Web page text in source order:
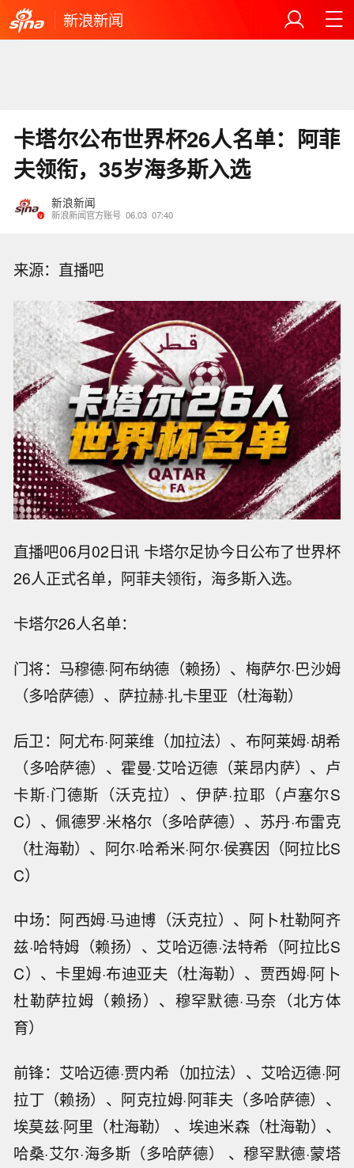
新浪新闻
卡塔尔公布世界杯26人名单：阿菲
夫领衔，35岁海多斯入选
新浪新闻
新浪新闻官方账号 06.03 07:40
来源：直播吧
直播吧06月02日讯 卡塔尔足协今日公布了世界杯
26人正式名单，阿菲夫领衔，海多斯入选。
卡塔尔26人名单：
门将：马穆德·阿布纳德（赖扬）、梅萨尔·巴沙姆
（多哈萨德）、萨拉赫·扎卡里亚（杜海勒）
后卫：阿尤布·阿莱维（加拉法）、布阿莱姆·胡希
（多哈萨德）、霍曼·艾哈迈德（莱昂内萨）、卢
卡斯·门德斯（沃克拉）、伊萨·拉耶（卢塞尔S
C）、佩德罗·米格尔（多哈萨德）、苏丹·布雷克
（杜海勒）、阿尔·哈希米·阿尔·侯赛因（阿拉比S
C）
中场：阿西姆·马迪博（沃克拉）、阿卜杜勒阿齐
兹·哈特姆（赖扬）、艾哈迈德·法特希（阿拉比S
C）、卡里姆·布迪亚夫（杜海勒）、贾西姆·阿卜
杜勒萨拉姆（赖扬）、穆罕默德·马奈（北方体
育）
前锋：艾哈迈德·贾内希（加拉法）、艾哈迈德·阿
拉丁（赖扬）、阿克拉姆·阿菲夫（多哈萨德）、
埃莫兹·阿里（杜海勒） 、埃迪米森（杜海勒）、
哈桑·艾尔·海多斯（多哈萨德） 、穆罕默德·蒙塔